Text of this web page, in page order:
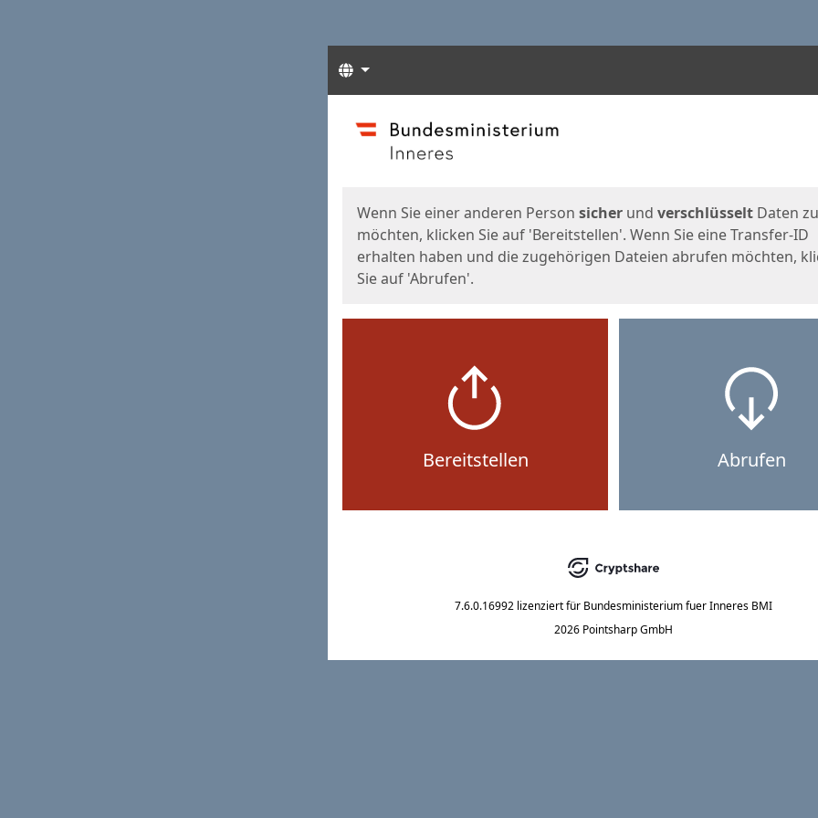
Sprachen
Start
Wenn Sie einer anderen Person sicher und verschlüsselt Daten
möchten, klicken Sie auf 'Bereitstellen'. Wenn Sie eine Transfer-ID
erhalten haben und die zugehörigen Dateien abrufen möchten,
Sie auf 'Abrufen'.
Bereitstellen Abrufen
7.6.0.16992 lizenziert für Bundesministerium fuer Inneres BMI
2026 Pointsharp GmbH